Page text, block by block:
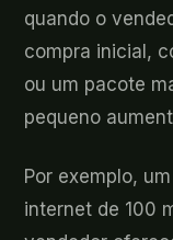
quando o
compra inicial,
ou um pacote
pequeno
Por exemplo,
internet de 100